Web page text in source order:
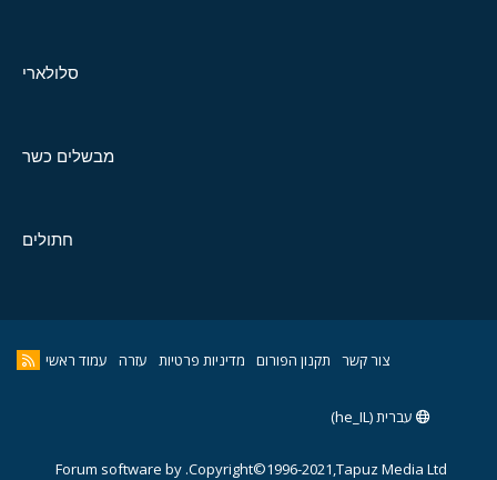
סלולארי
מבשלים כשר
חתולים
צור קשר תקנון הפורום מדיניות פרטיות עזרה עמוד ראשי
עברית (he_IL)
Copyright©1996-2021,Tapuz Media Ltd.
Forum software by